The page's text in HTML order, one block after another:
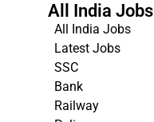
All India Jobs
All India Jobs
Latest Jobs
SSC
Bank
Railway